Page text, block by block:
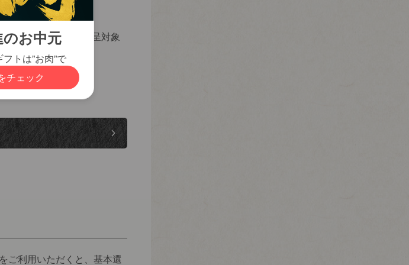
なれます。
は、dポイントの進呈対象
ことがあります。
ご利用いただくと、基本還